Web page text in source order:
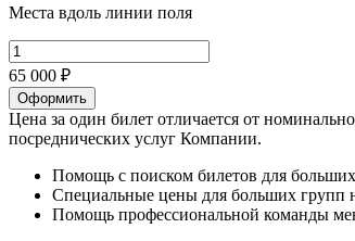
Места вдоль линии поля
65 000 ₽
Оформить
Цена за один билет отличается от
посреднических услуг Компании.
Помощь с поиском билетов для
Специальные цены для больших групп
Помощь профессиональной команды